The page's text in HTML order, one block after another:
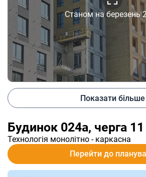
Станом на березень
Показати більше
Будинок 024а, черга 11
Технологія монолітно - каркасна
Перейти до